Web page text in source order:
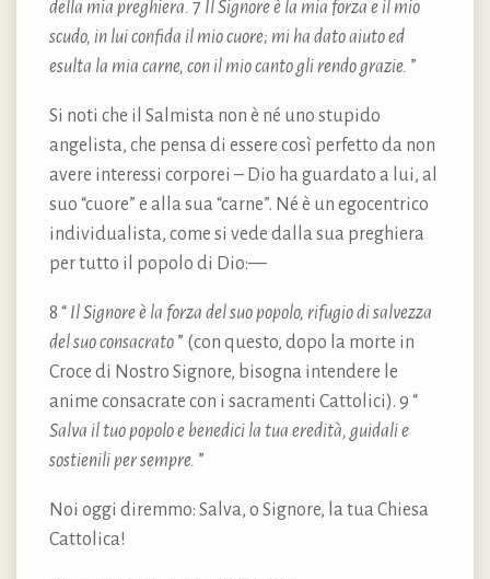
della mia preghiera. 7 Il Signore è la mia forza e il mio
scudo, in lui confida il mio cuore; mi ha dato aiuto ed
esulta la mia carne, con il mio canto gli rendo grazie. ”
Si noti che il Salmista non è né uno stupido
angelista, che pensa di essere così perfetto da non
avere interessi corporei – Dio ha guardato a lui, al
suo “cuore” e alla sua “carne”. Né è un egocentrico
individualista, come si vede dalla sua preghiera
per tutto il popolo di Dio:—
8 “ Il Signore è la forza del suo popolo, rifugio di salvezza
del suo consacrato ” (con questo, dopo la morte in
Croce di Nostro Signore, bisogna intendere le
anime consacrate con i sacramenti Cattolici). 9 “
Salva il tuo popolo e benedici la tua eredità, guidali e
sostienili per sempre. ”
Noi oggi diremmo: Salva, o Signore, la tua Chiesa
Cattolica!